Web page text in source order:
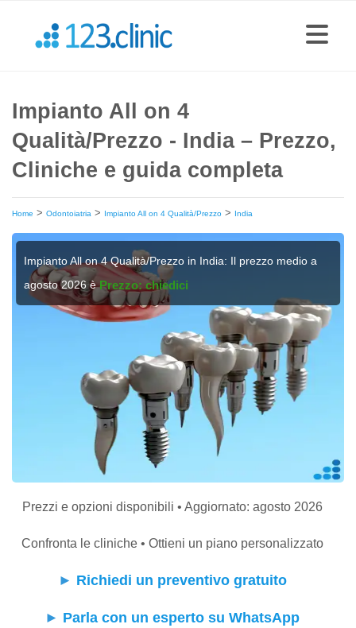
Impianto All on 4
Qualità/Prezzo - India – Prezzo,
Cliniche e guida completa
Home > Odontoiatria > Impianto All on 4 Qualità/Prezzo > India
Impianto All on 4 Qualità/Prezzo in India: Il prezzo medio a
agosto 2026 èPrezzo: chiedici
Prezzi e opzioni disponibili • Aggiornato: agosto 2026
Confronta le cliniche • Ottieni un piano personalizzato
► Richiedi un preventivo gratuito
► Parla con un esperto su WhatsApp